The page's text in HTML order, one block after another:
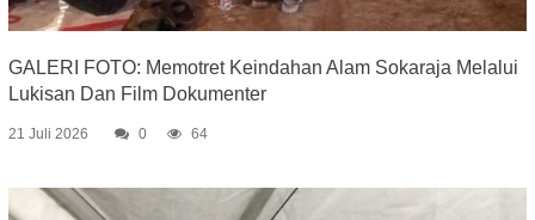
GALERI FOTO: Memotret Keindahan Alam Sokaraja Melalui
Lukisan Dan Film Dokumenter
21 Juli 2026 0 64